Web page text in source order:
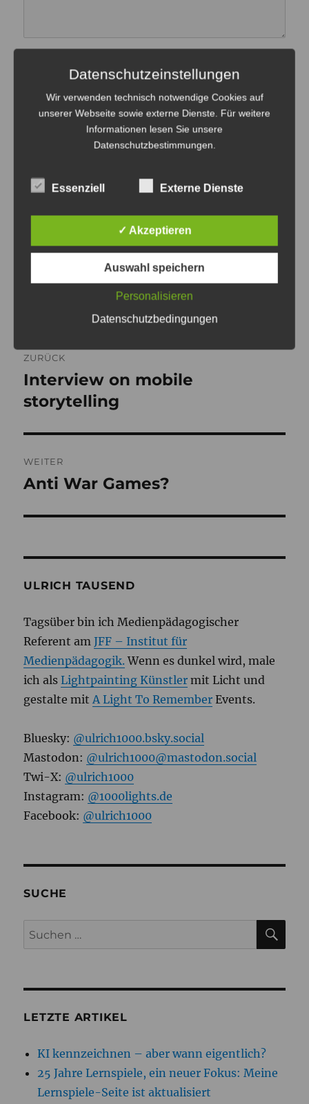
E-MAIL-ADRESSE
Beitragsnavigation
ZURÜCK
Vorheriger
Beitrag:
Interview on mobile
storytelling
WEITER
Nächster
Anti War Games?
ULRICH TAUSEND
Tagsüber bin ich Medienpädagogischer
Referent amJFF – Institut für
Medienpädagogik. Wenn es dunkel wird, male
ich alsLightpainting Künstler mit Licht und
gestalte mitA Light To Remember Events.
Bluesky: @ulrich1000.bsky.social
Mastodon: @ulrich1000@mastodon.social
Twi-X: @ulrich1000
Instagram: @1000lights.de
Facebook: @ulrich1000
SUCHE
Suchen
nach:
LETZTE ARTIKEL
KI kennzeichnen – aber wann eigentlich?
25 Jahre Lernspiele, ein neuer Fokus: Meine
Lernspiele-Seite ist aktualisiert
Datenschutzeinstellungen
Wir verwenden technisch notwendige Cookies auf
unserer Webseite sowie externe Dienste. Für weitere
Informationen lesen Sie unsere
Datenschutzbestimmungen.
Essenziell Externe Dienste
✓ Akzeptieren
Auswahl speichern
Personalisieren
Datenschutzbedingungen